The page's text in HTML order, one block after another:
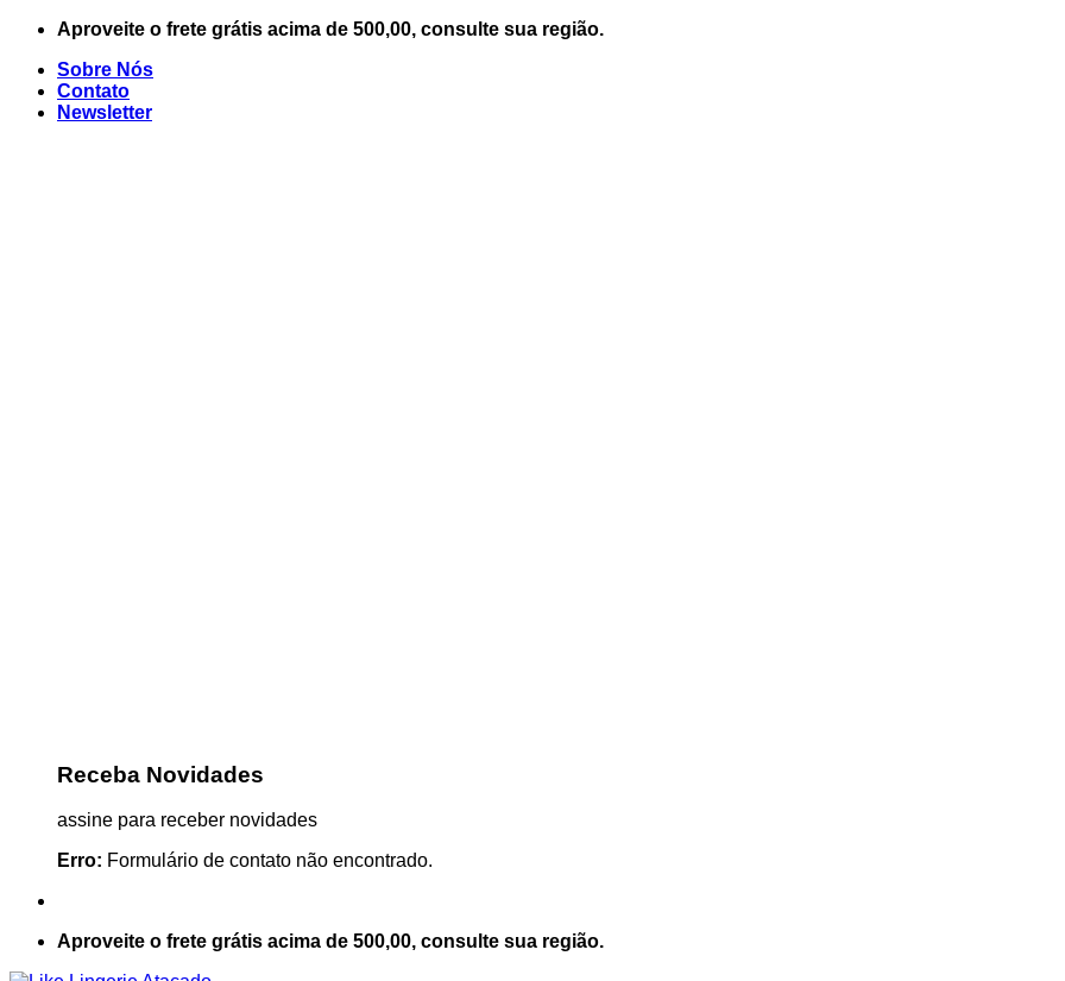
Skip
content
Aproveite o frete grátis acima de 500,00, consulte sua região.
Sobre Nós
Contato
Newsletter
Receba Novidades
assine para receber novidades
Erro: Formulário de contato não encontrado.
Aproveite o frete grátis acima de 500,00, consulte sua região.